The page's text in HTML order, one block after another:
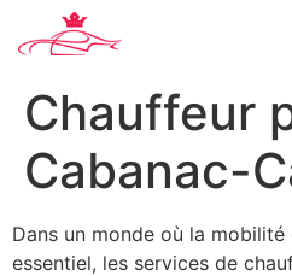
Chauffeur
Cabanac-
Dans un monde où la
essentiel, les services de